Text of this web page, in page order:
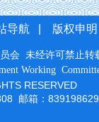
会 未经许可禁止转
Working
RESERVED
邮箱：
导航 版权申明